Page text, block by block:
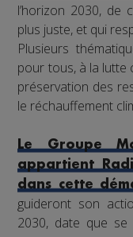
l’horizon 2030, de
plus juste, et qui
Plusieurs
pour tous, à la lutte
préservation des
le réchauffement
Le Groupe
appartient
dans cette
guideront son
2030, date que